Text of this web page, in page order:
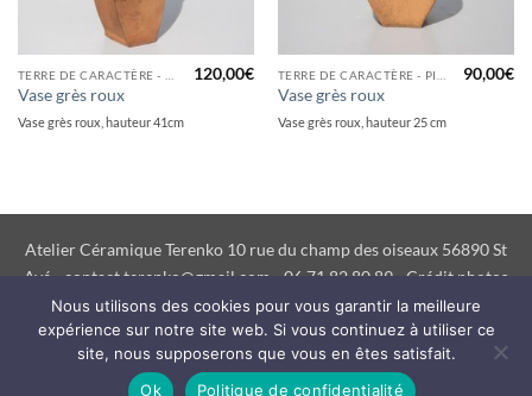
Vase grès roux
120,00€
Vase grès roux, hauteur 41cm
Vase grès roux
90,00€
Vase grès roux, hauteur 25 cm
Atelier Céramique Terenko 10 rue du champ des oiseaux 56890 St
Avé - contact.terenko@gmail.com - 06 71 82 80 89 - Crédit photos
Yves Le Brun
CONDITIONS GÉNÉRALES DE VENTES
MENTIONS LÉGALES
RECAPTCHA
Nous utilisons des cookies pour vous garantir la meilleure
expérience sur notre site web. Si vous continuez à utiliser ce
site, nous supposerons que vous en êtes satisfait.
Ok
Politique de confidentialité